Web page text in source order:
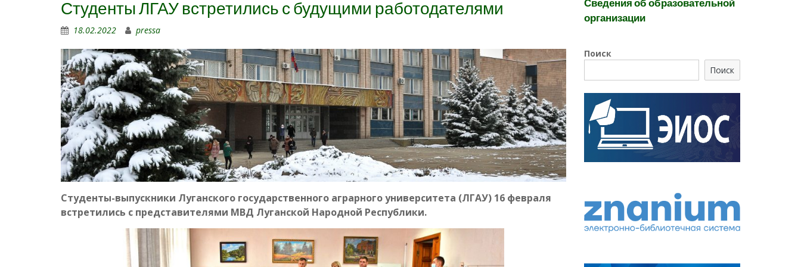
Студенты ЛГАУ встретились с будущими работодателями
18.02.2022 pressa
Студенты-выпускники Луганского государственного аграрного университета (ЛГАУ) 16 февраля
встретились с представителями МВД Луганской Народной Республики.
Сведения об образовательной
организации
Поиск
Поиск